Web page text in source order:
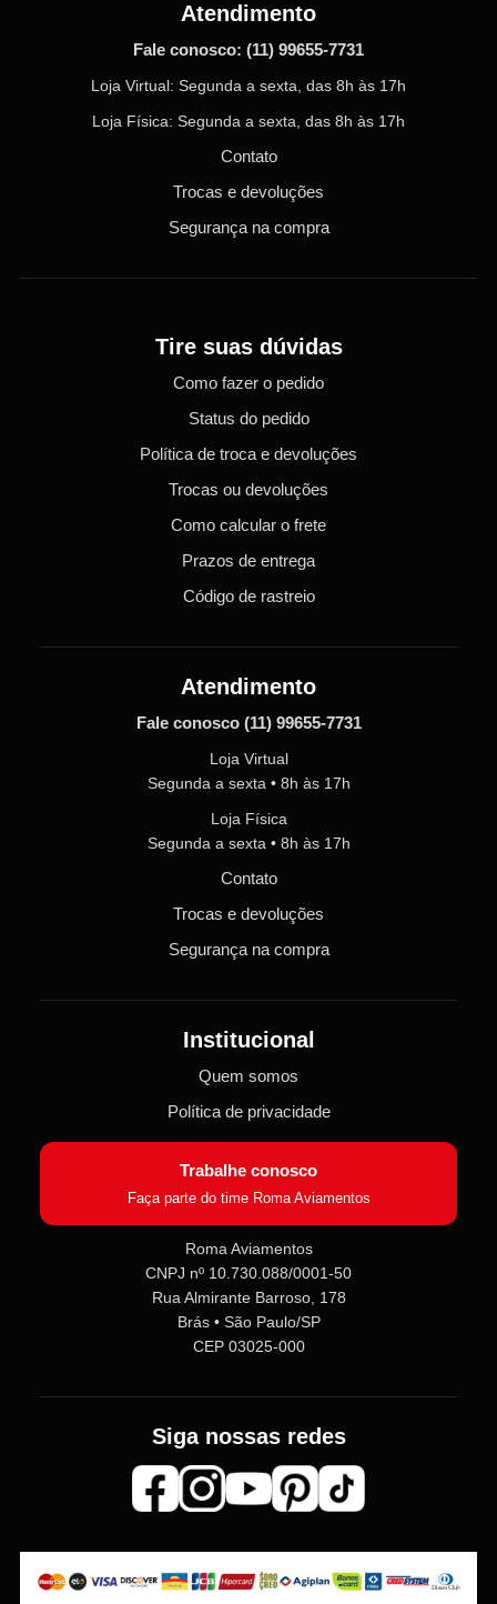
Roma Aviamentos
Aviamentos!
Fale com a gente pelo SAC para tirar
dúvidas sobre pedidos e produtos,
ou entre no nossoGrupo VIP
receba em primeira mão
promoções, lançamentos e
💬 Fale com nosso SAC
Atendimento
Fale conosco: (11) 99655-7731
Loja Virtual: Segunda a sexta, das 8h às 17h
Loja Física: Segunda a sexta, das 8h às 17h
Contato
Trocas e devoluções
Segurança na compra
Tire suas dúvidas
Como fazer o pedido
Status do pedido
Política de troca e devoluções
Trocas ou devoluções
Como calcular o frete
Prazos de entrega
Código de rastreio
Atendimento
Fale conosco (11) 99655-7731
Loja Virtual
Segunda a sexta • 8h às 17h
Loja Física
Segunda a sexta • 8h às 17h
Contato
Trocas e devoluções
Segurança na compra
Institucional
Quem somos
Política de privacidade
Trabalhe conosco
Faça parte do time Roma Aviamentos
Roma Aviamentos
CNPJ nº 10.730.088/0001-50
Rua Almirante Barroso, 178
Brás • São Paulo/SP
CEP 03025-000
Siga nossas redes